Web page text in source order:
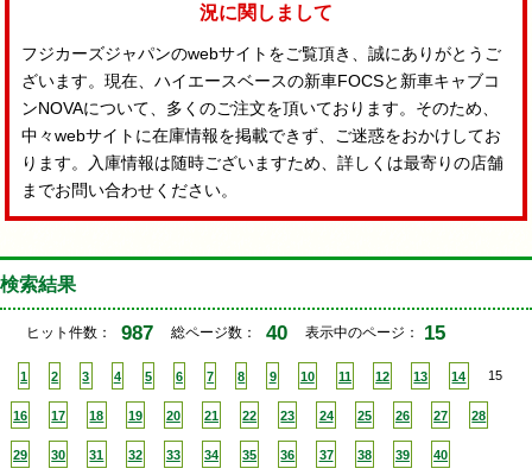
況に関しまして
フジカーズジャパンのwebサイトをご覧頂き、誠にありがとうご
ざいます。現在、ハイエースベースの新車FOCSと新車キャブコ
ンNOVAについて、多くのご注文を頂いております。そのため、
中々webサイトに在庫情報を掲載できず、ご迷惑をおかけしてお
ります。入庫情報は随時ございますため、詳しくは最寄りの店舗
までお問い合わせください。
検索結果
ヒット件数： 987 総ページ数： 40 表示中のページ： 15
1 2 3 4 5 6 7 8 9 10 11 12 13 14 15
16 17 18 19 20 21 22 23 24 25 26 27 28
29 30 31 32 33 34 35 36 37 38 39 40